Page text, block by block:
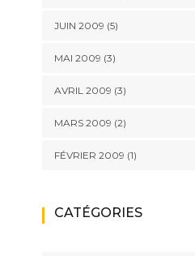
JUIN 2009 (5)
MAI 2009 (3)
AVRIL 2009 (3)
MARS 2009 (2)
FÉVRIER 2009 (1)
CATÉGORIES